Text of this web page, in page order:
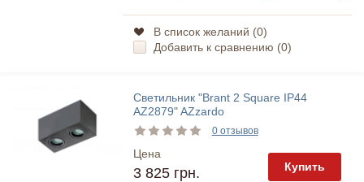
В список желаний (0)
Добавить к сравнению (0)
Светильник "Brant 2 Square IP44
AZ2879" AZzardo
0 отзывов
Цена
3 825 грн. Купить